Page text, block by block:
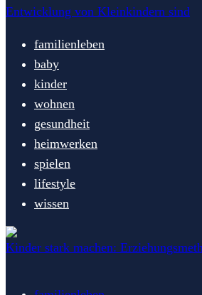
Entwicklung von Kleinkindern sind
familienleben
baby
kinder
wohnen
gesundheit
heimwerken
spielen
lifestyle
wissen
Kinder stark machen: